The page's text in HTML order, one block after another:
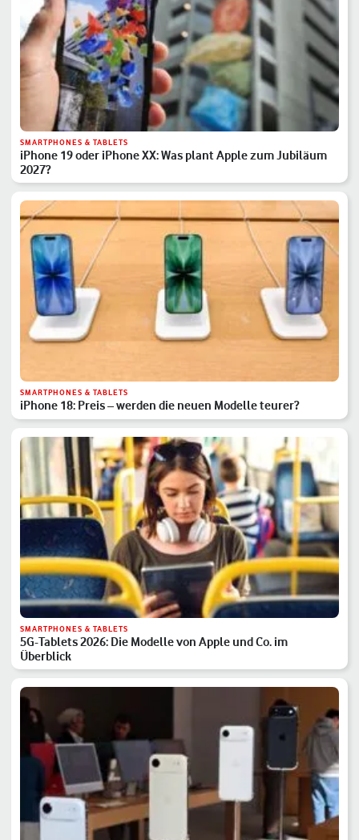
SMARTPHONES & TABLETS
iPhone 19 oder iPhone XX: Was plant Apple zum Jubiläum
2027?
SMARTPHONES & TABLETS
iPhone 18: Preis – werden die neuen Modelle teurer?
SMARTPHONES & TABLETS
5G-Tablets 2026: Die Modelle von Apple und Co. im
Überblick